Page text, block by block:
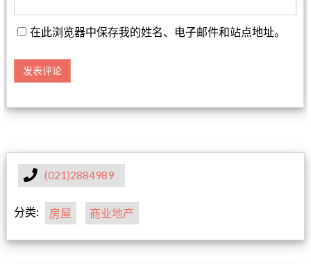
在此浏览器中保存我的姓名、电子邮件和站点地址。
(021)2884989
分类: 房屋 商业地产